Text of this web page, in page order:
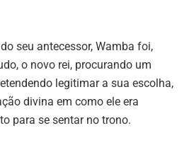
seu antecessor, Wamba foi,
o novo rei, procurando um
legitimar a sua escolha,
divina em como ele era
para se sentar no trono.